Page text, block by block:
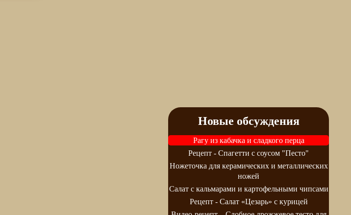
Новые обсуждения
Рагу из кабачка и сладкого перца
Рецепт - Спагетти с соусом "Песто"
Ножеточка для керамических и металлических
ножей
Салат с кальмарами и картофельными чипсами
Рецепт - Салат «Цезарь» с курицей